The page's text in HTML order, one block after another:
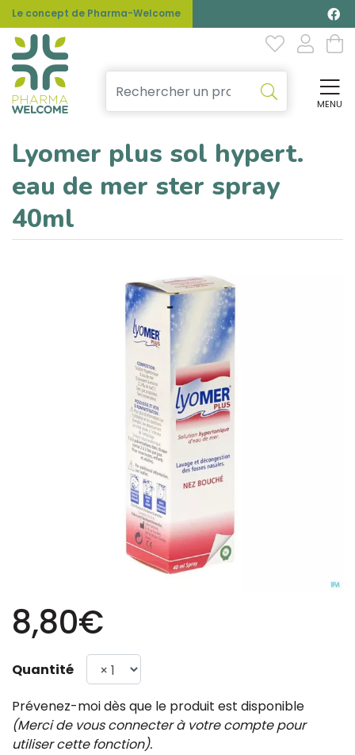
Le concept de Pharma-Welcome
MENU
Lyomer plus sol hypert.
eau de mer ster spray
40ml
8,80€
Quantité
Prévenez-moi dès que le produit est disponible
(Merci de vous connecter à votre compte pour
utiliser cette fonction).